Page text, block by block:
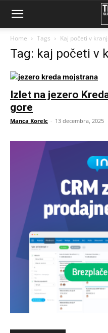
Home Tags Kaj početi v
Tag: kaj početi v
Izlet na jezero
gore
Manca Korelc - 13 decembra, 2025